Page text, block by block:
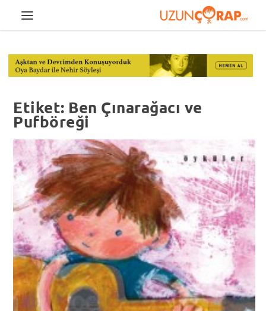
Etiket: Ben Çınarağacı ve
Pufböreği